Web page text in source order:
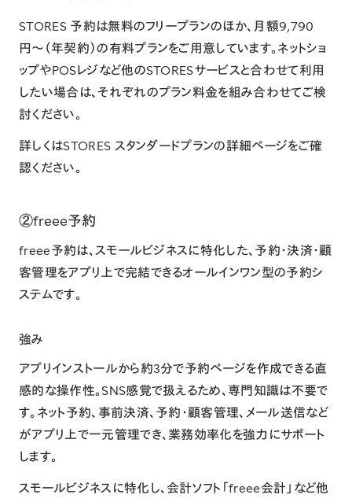
STORES 予約は無料のフリープランのほか、月額9,790
円〜（年契約）の有料プランをご用意しています。ネットショ
ップやPOSレジなど他のSTORESサービスと合わせて利用
したい場合は、それぞれのプラン料金を組み合わせてご検
討ください。
詳しくはSTORES スタンダードプランの詳細ページをご確
認ください。
②freee予約
freee予約は、スモールビジネスに特化した、予約・決済・顧
客管理をアプリ上で完結できるオールインワン型の予約シ
ステムです。
強み
アプリインストールから約3分で予約ページを作成できる直
感的な操作性。SNS感覚で扱えるため、専門知識は不要で
す。ネット予約、事前決済、予約・顧客管理、メール送信など
がアプリ上で一元管理でき、業務効率化を強力にサポート
します。
スモールビジネスに特化し、会計ソフト「freee会計」など他